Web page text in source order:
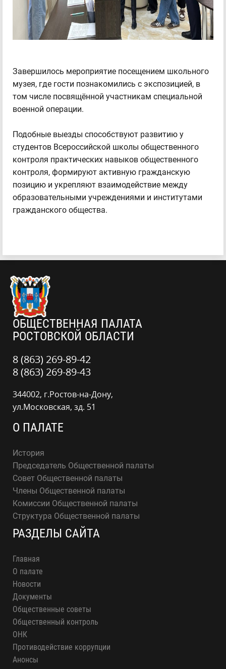
Завершилось мероприятие посещением школьного
музея, где гости познакомились с экспозицией, в
том числе посвящённой участникам специальной
военной операции.
Подобные выезды способствуют развитию у
студентов Всероссийской школы общественного
контроля практических навыков общественного
контроля, формируют активную гражданскую
позицию и укрепляют взаимодействие между
образовательными учреждениями и институтами
гражданского общества.
ОБЩЕСТВЕННАЯ ПАЛАТА
РОСТОВСКОЙ ОБЛАСТИ
8 (863) 269-89-42
8 (863) 269-89-43
344002, г.Ростов-на-Дону,
ул.Московская, зд. 51
О ПАЛАТЕ
История
Председатель Общественной палаты
Совет Общественной палаты
Члены Общественной палаты
Комиссии Общественной палаты
Структура Общественной палаты
РАЗДЕЛЫ САЙТА
Главная
О палате
Новости
Документы
Общественные советы
Общественный контроль
ОНК
Противодействие коррупции
Анонсы